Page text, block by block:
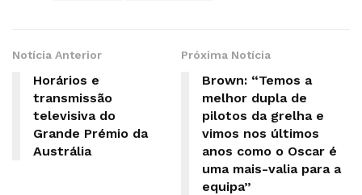
Notícia Anterior
Horários e
transmissão
televisiva do
Grande Prémio da
Austrália
Próxima Notícia
Brown: “Temos a
melhor dupla de
pilotos da grelha e
vimos nos últimos
anos como o Oscar é
uma mais-valia para a
equipa”